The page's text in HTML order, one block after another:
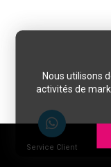
Service Client
Nous utilisons
activités de